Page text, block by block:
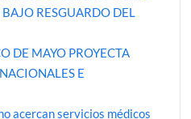
RESGUARDO DEL
DE MAYO PROYECTA
E
acercan servicios médicos